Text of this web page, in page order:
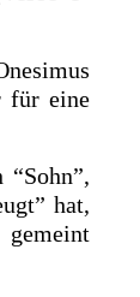
für eine
“Sohn”,
hat,